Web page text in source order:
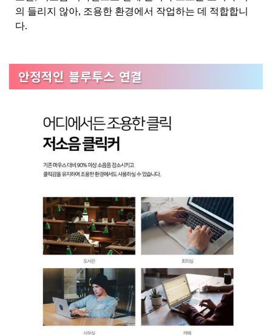
의 들리지 않아, 조용한 환경에서 작업하는 데 적합합니
다.
안정적인 블루투스 연결